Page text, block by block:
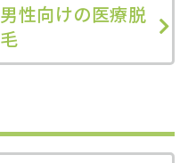
男性向けの医療脱
毛